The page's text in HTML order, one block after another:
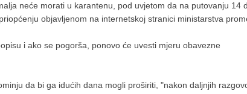
neće morati u karantenu, pod uvjetom da na putovanju 14
objavljenom na internetskoj stranici ministarstva
i ako se pogorša, ponovo će uvesti mjeru obavezne
da bi ga idućih dana mogli proširiti, "nakon daljnjih